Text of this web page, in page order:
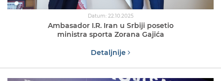
Datum: 22.10.2025
Ambasador I.R. Iran u Srbiji posetio
ministra sporta Zorana Gajića
Detaljnije